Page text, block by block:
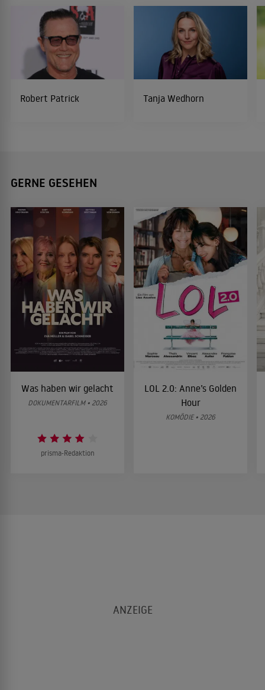
Robert Patrick Tanja Wedhorn
GERNE GESEHEN
Was haben wir gelacht
DOKUMENTARFILM • 2026
prisma-Redaktion
LOL 2.0: Anne’s Golden
Hour
KOMÖDIE • 2026